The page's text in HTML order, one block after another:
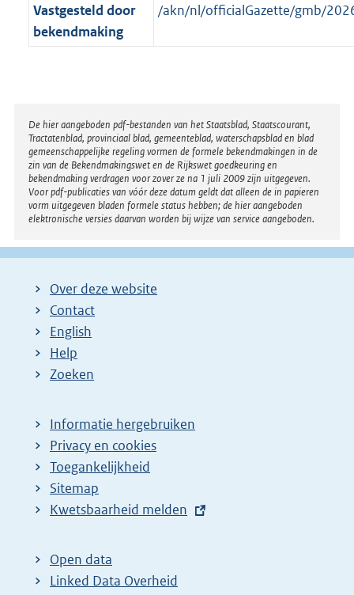
Vastgesteld door
bekendmaking
/akn/nl/officialGazette/gmb/
Disclaimer
De hier aangeboden pdf-bestanden van het Staatsblad, Staatscourant,
Tractatenblad, provinciaal blad, gemeenteblad, waterschapsblad en blad
gemeenschappelijke regeling vormen de formele bekendmakingen in de
zin van de Bekendmakingswet en de Rijkswet goedkeuring en
bekendmaking verdragen voor zover ze na 1 juli 2009 zijn uitgegeven.
Voor pdf-publicaties van vóór deze datum geldt dat alleen de in papieren
vorm uitgegeven bladen formele status hebben; de hier aangeboden
elektronische versies daarvan worden bij wijze van service aangeboden.
Over deze website
Contact
English
Help
Zoeken
Informatie hergebruiken
Privacy en cookies
Toegankelijkheid
Sitemap
E
t
e
Kwetsbaarheid melden
Open data
Linked Data Overheid